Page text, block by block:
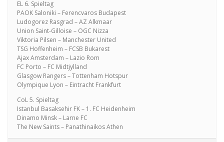
EL 6. Spieltag
PAOK Saloniki – Ferencvaros Budapest
Ludogorez Rasgrad – AZ Alkmaar
Union Saint-Gilloise – OGC Nizza
Viktoria Pilsen – Manchester United
TSG Hoffenheim – FCSB Bukarest
Ajax Amsterdam – Lazio Rom
FC Porto – FC Midtjylland
Glasgow Rangers – Tottenham Hotspur
Olympique Lyon – Eintracht Frankfurt
CoL 5. Spieltag
Istanbul Basaksehir FK – 1. FC Heidenheim
Dinamo Minsk – Larne FC
The New Saints – Panathinaikos Athen